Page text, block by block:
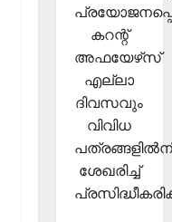
കറന്റ്
അഫയേഴ്‌സ്
എല്ലാ
ദിവസവും
വിവിധ
ശേഖരിച്ച്